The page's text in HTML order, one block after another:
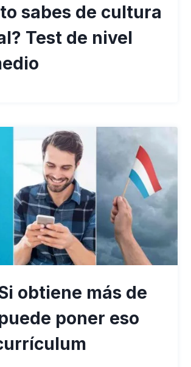
sabes de cultura
Test de nivel
obtiene más de
poner eso